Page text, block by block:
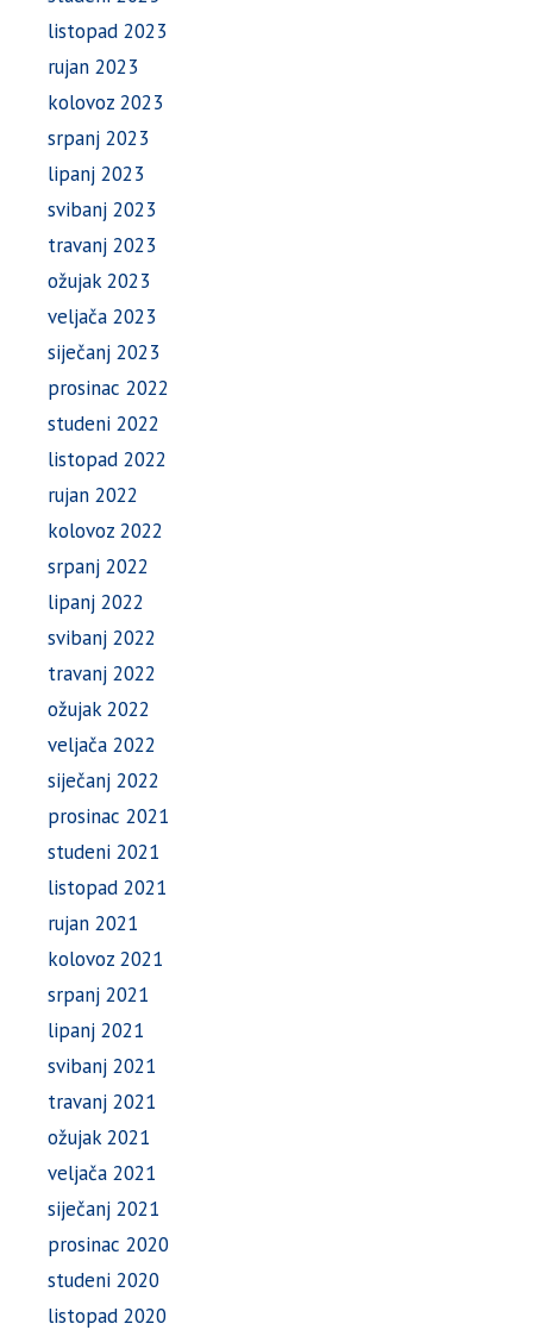
listopad 2023
rujan 2023
kolovoz 2023
srpanj 2023
lipanj 2023
svibanj 2023
travanj 2023
ožujak 2023
veljača 2023
siječanj 2023
prosinac 2022
studeni 2022
listopad 2022
rujan 2022
kolovoz 2022
srpanj 2022
lipanj 2022
svibanj 2022
travanj 2022
ožujak 2022
veljača 2022
siječanj 2022
prosinac 2021
studeni 2021
listopad 2021
rujan 2021
kolovoz 2021
srpanj 2021
lipanj 2021
svibanj 2021
travanj 2021
ožujak 2021
veljača 2021
siječanj 2021
prosinac 2020
studeni 2020
listopad 2020